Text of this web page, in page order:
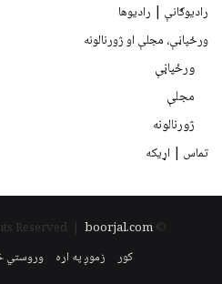
رادیوګانې | رادیوها
ورځپاڼې، مجلې او ژورنالونه
ورځپاڼې
مجلې
ژورنالونه
تماس | اړیکه
© Copyright 2026, All Rights Reserved |
boorjal.com
کور
زموږ په اړه وروستي